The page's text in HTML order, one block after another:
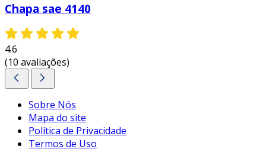
Chapa sae 4140
4.6
(10 avaliações)
Sobre Nós
Mapa do site
Política de Privacidade
Termos de Uso